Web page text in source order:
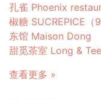
孔雀 Phoenix
椒糖 SUCREPICE（9
东馆 Maison Dong
甜觅茶室 Long & Tee
查看更多 »